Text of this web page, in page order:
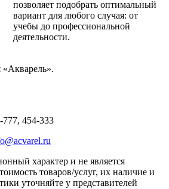
позволяет подобрать оптимальный
вариант для любого случая: от
учебы до профессиональной
деятельности.
454-333
характер и не является
товаров/услуг, их наличие и
уточняйте у представителей